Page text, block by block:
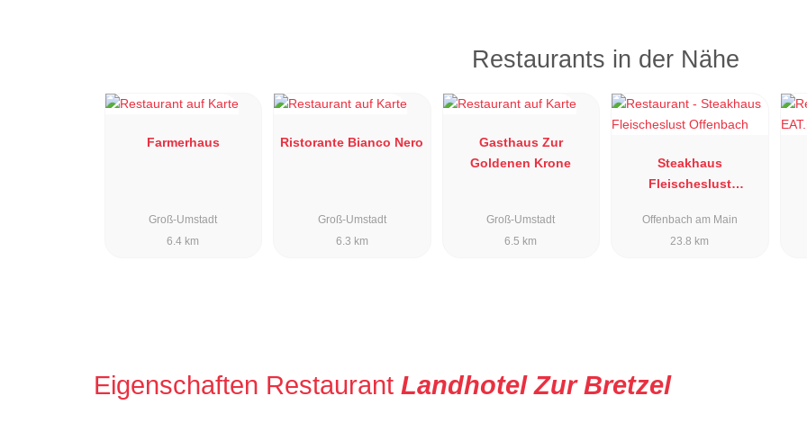
Restaurants in der Nähe
Farmerhaus
Groß-Umstadt
6.4 km
Ristorante Bianco Nero
Groß-Umstadt
6.3 km
Gasthaus Zur
Goldenen Krone
Groß-Umstadt
6.5 km
Steakhaus
Fleischeslust
Offenbach am Main
23.8 km
Eigenschaften Restaurant Landhotel Zur Bretzel